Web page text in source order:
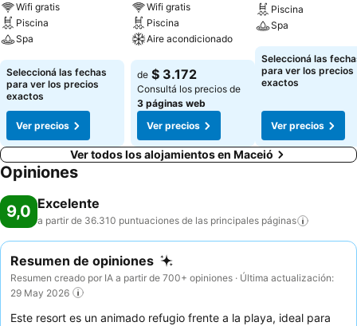
Wifi gratis
Piscina
Spa
Ver precios
Seleccioná las fechas
para ver los precios
exactos
Ver precios
Wifi gratis
Piscina
Aire acondicionado
Ver precios
de $ 3.172
Consultá los precios de
3 páginas web
Ver precios
Piscina
Spa
Ver precios
Seleccioná las
para ver los precios
exactos
Ver precios
Ver todos los alojamientos en Maceió
Opiniones
9,0 Excelente
a partir de 36.310 puntuaciones de las principales páginas
Resumen de opiniones
Resumen creado por IA a partir de 700+ opiniones · Última actualización:
29 May 2026
Este resort es un animado refugio frente a la playa, ideal para